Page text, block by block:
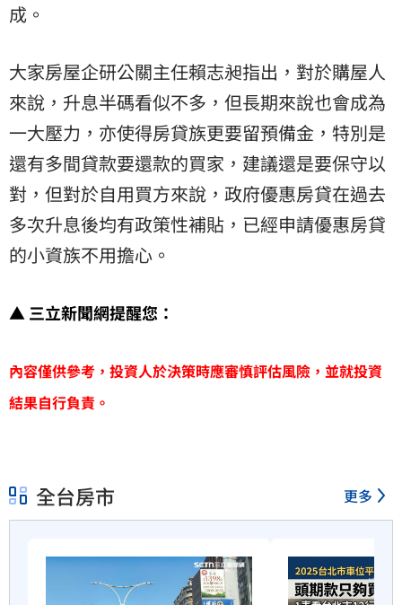
成。
大家房屋企研公關主任賴志昶指出，對於購屋人
來說，升息半碼看似不多，但長期來說也會成為
一大壓力，亦使得房貸族更要留預備金，特別是
還有多間貸款要還款的買家，建議還是要保守以
對，但對於自用買方來說，政府優惠房貸在過去
多次升息後均有政策性補貼，已經申請優惠房貸
的小資族不用擔心。
▲ 三立新聞網提醒您：
內容僅供參考，投資人於決策時應審慎評估風險，並就投資
結果自行負責。
全台房市 更多